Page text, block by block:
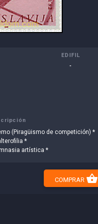
EDIFIL
-
(Piragüismo de competición) *
*
artística *
COMPRAR shopping_basket